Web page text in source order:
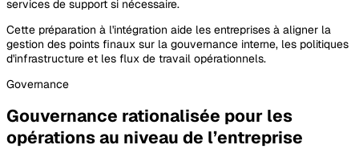
services de support si nécessaire.
Cette préparation à l'intégration aide les entreprises à aligner la
gestion des points finaux sur la gouvernance interne, les politiques
d'infrastructure et les flux de travail opérationnels.
Governance
Gouvernance rationalisée pour les
opérations au niveau de l’entreprise